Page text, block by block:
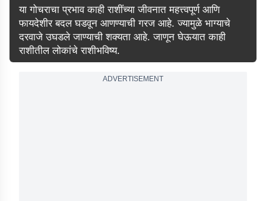
या गोचराचा प्रभाव काही राशींच्या जीवनात महत्त्वपूर्ण आणि
फायदेशीर बदल घडवून आणण्याची गरज आहे. ज्यामुळे भाग्याचे
दरवाजे उघडले जाण्याची शक्यता आहे. जाणून घेऊयात काही
राशीतील लोकांचे राशीभविष्य.
ADVERTISEMENT